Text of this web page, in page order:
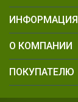
ИНФОРМАЦИЯ
О КОМПАНИИ
ПОКУПАТЕЛЮ